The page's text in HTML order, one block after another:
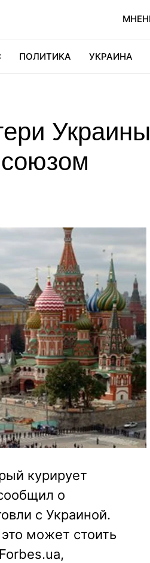
ПОЛИТИКА УКРАИНА
Украины
курирует
о
с Украиной.
может стоить